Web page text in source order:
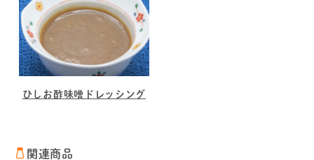
ひしお酢味噌ドレッシング
関連商品